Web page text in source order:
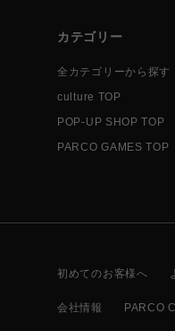
カテゴリー
全カテゴリーから探す
culture TOP
POP-UP SHOP TOP
PARCO GAMES TOP
初めてのお客様へ
会社情報 PARCO